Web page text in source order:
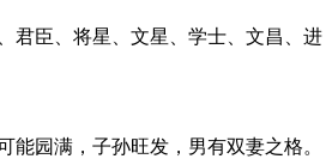
臣、将星、文星、学士、文昌、进
园满，子孙旺发，男有双妻之格。